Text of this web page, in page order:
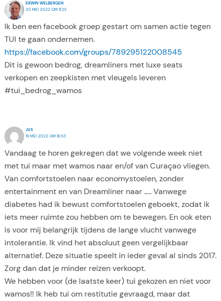
ERWIN WELBERGEN
20 MEI 2022 OM 11:25
Ik ben een facebook groep gestart om samen actie tegen
TUI te gaan ondernemen.
https://facebook.com/groups/789295122008545
Dit is gewoon bedrog, dreamliners met luxe seats
verkopen en zeepkisten met vleugels leveren
#tui_bedrog_wamos
JVS
19 MEI 2022 OM 16:53
Vandaag te horen gekregen dat we volgende week niet
met tui maar met wamos naar en/of van Curaçao vliegen.
Van comfortstoelen naar economystoelen, zonder
entertainment en van Dreamliner naar ….. Vanwege
diabetes had ik bewust comfortstoelen geboekt, zodat ik
iets meer ruimte zou hebben om te bewegen. En ook eten
is voor mij belangrijk tijdens de lange vlucht vanwege
intolerantie. Ik vind het absoluut geen vergelijkbaar
alternatief. Deze situatie speelt in ieder geval al sinds 2017.
Zorg dan dat je minder reizen verkoopt.
We hebben voor (de laatste keer) tui gekozen en niet voor
wamos!! Ik heb tui om restitutie gevraagd, maar dat